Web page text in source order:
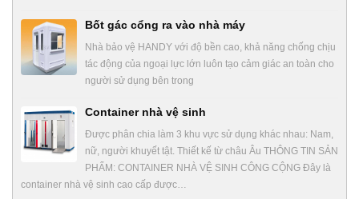
Bốt gác cổng ra vào nhà máy
Nhà bảo vệ HANDY với độ bền cao, khả năng chống chịu
tác động của ngoại lực lớn luôn tạo cảm giác an toàn cho
người sử dụng bên trong
Container nhà vệ sinh
Được phân chia làm 3 khu vực sử dụng khác nhau: Nam,
nữ, người khuyết tật. Thiết kế từ châu Âu THÔNG TIN SẢN
PHẨM: CONTAINER NHÀ VỆ SINH CÔNG CỘNG Đây là
container nhà vệ sinh cao cấp được…